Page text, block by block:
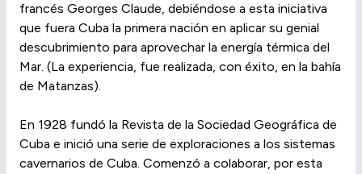
francés Georges Claude, debiéndose a esta iniciativa
que fuera Cuba la primera nación en aplicar su genial
descubrimiento para aprovechar la energía térmica del
Mar. (La experiencia, fue realizada, con éxito, en la bahía
de Matanzas).
En 1928 fundó la Revista de la Sociedad Geográfica de
Cuba e inició una serie de exploraciones a los sistemas
cavernarios de Cuba. Comenzó a colaborar, por esta